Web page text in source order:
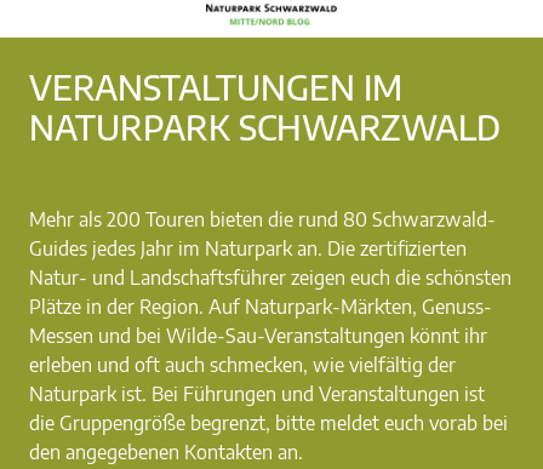
VERANSTALTUNGEN IM
NATURPARK SCHWARZWALD
Mehr als 200 Touren bieten die rund 80 Schwarzwald-
Guides jedes Jahr im Naturpark an. Die zertifizierten
Natur- und Landschaftsführer zeigen euch die schönsten
Plätze in der Region. Auf Naturpark-Märkten, Genuss-
Messen und bei Wilde-Sau-Veranstaltungen könnt ihr
erleben und oft auch schmecken, wie vielfältig der
Naturpark ist. Bei Führungen und Veranstaltungen ist
die Gruppengröße begrenzt, bitte meldet euch vorab bei
den angegebenen Kontakten an.